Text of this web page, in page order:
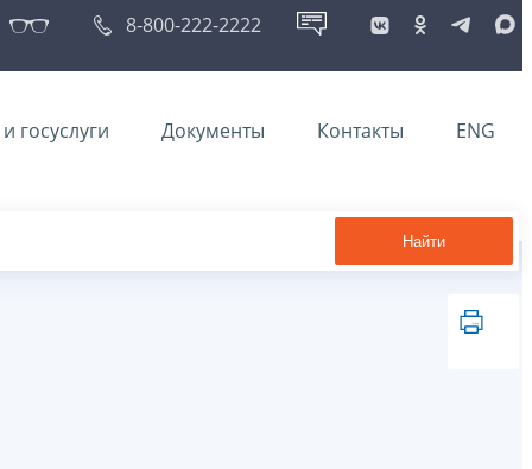
8-800-222-2222
госуслуги Документы Контакты ENG
Найти